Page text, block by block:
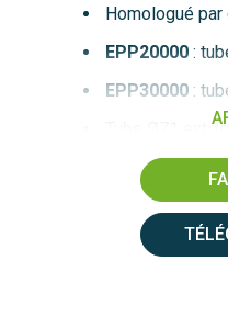
Homologué
EPP20000 :
EPP30000 :
Tube Ø71 ext.
Sécurité par
Prise fourches
700 mm (F)